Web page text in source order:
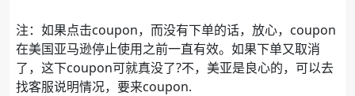
注：如果点击coupon，而没有下单的话，放心，coupon
在美国亚马逊停止使用之前一直有效。如果下单又取消
了，这下coupon可就真没了?不，美亚是良心的，可以去
找客服说明情况，要来coupon.